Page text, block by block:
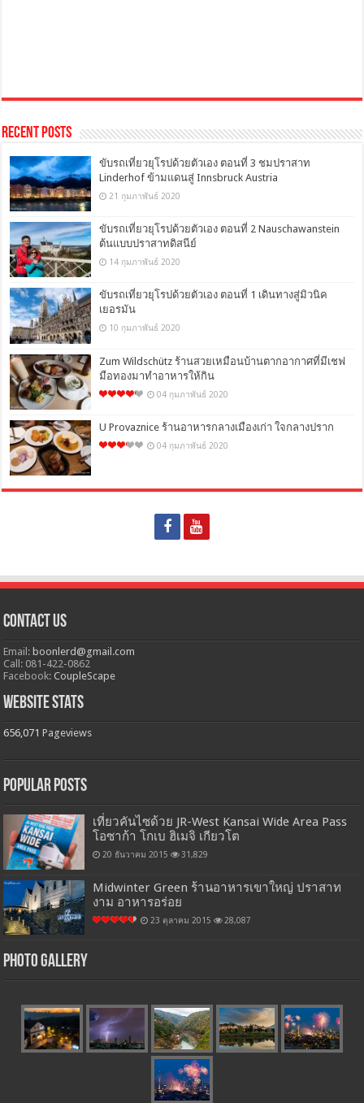
Recent Posts
ขับรถเที่ยวยุโรปด้วยตัวเอง ตอนที่ 3 ชมปราสาท
Linderhof ข้ามแดนสู่ Innsbruck Austria
21 กุมภาพันธ์ 2020
ขับรถเที่ยวยุโรปด้วยตัวเอง ตอนที่ 2 Nauschawanstein
ต้นแบบปราสาทดิสนีย์
14 กุมภาพันธ์ 2020
ขับรถเที่ยวยุโรปด้วยตัวเอง ตอนที่ 1 เดินทางสู่มิวนิค
เยอรมัน
10 กุมภาพันธ์ 2020
Zum Wildschütz ร้านสวยเหมือนบ้านตากอากาศที่มีเชฟ
มือทองมาทำอาหารให้กิน
04 กุมภาพันธ์ 2020
U Provaznice ร้านอาหารกลางเมืองเก่า ใจกลางปราก
04 กุมภาพันธ์ 2020
Contact Us
Email: boonlerd@gmail.com
Call: 081-422-0862
Facebook:CoupleScape
Website Stats
656,071 Pageviews
Popular Posts
เที่ยวคันไซด้วย JR-West Kansai Wide Area Pass
โอซาก้า โกเบ ฮิเมจิ เกียวโต
20 ธันวาคม 2015 31,829
Midwinter Green ร้านอาหารเขาใหญ่ ปราสาท
งาม อาหารอร่อย
23 ตุลาคม 2015 28,087
Photo Gallery